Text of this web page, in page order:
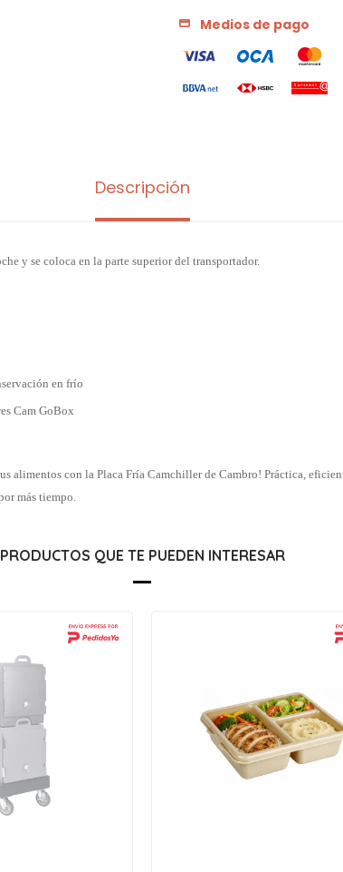
Medios de pago
Descripción
y se coloca en la parte superior del transportador.
en frío
Cam GoBox
alimentos con la Placa Fría Camchiller de Cambro! Práctica,
más tiempo.
PRODUCTOS QUE TE PUEDEN INTERESAR